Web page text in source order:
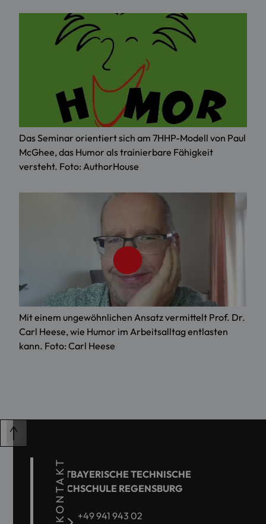
Das Seminar orientiert sich am 7HHP-Modell von Paul
McGhee, das Humor als trainierbare Fähigkeit
versteht. Foto: AuthorHouse
Mit einem ungewöhnlichen Ansatz vermittelt Prof. Dr.
Carl Heese, wie Humor im Arbeitsalltag entlasten
kann. Foto: Carl Heese
KONTAKT
OSTBAYERISCHE TECHNISCHE
HOCHSCHULE REGENSBURG
+49 941 943 02